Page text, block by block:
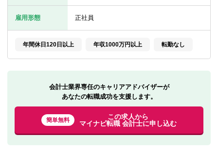
非公開求人とは？
転職お役立ち情報
業界情報
求人情報
雇用形態 正社員
年間休日120日以上 年収1000万円以上 転勤なし
会計士業界専任のキャリアアドバイザーが
あなたの転職成功を支援します。
簡単無料
この求人から
マイナビ転職 会計士に申し込む